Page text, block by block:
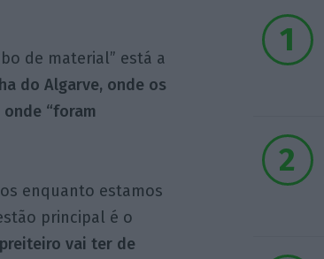
de material” está a
do Algarve, onde os
“foram
enquanto estamos
principal é o
vai ter de